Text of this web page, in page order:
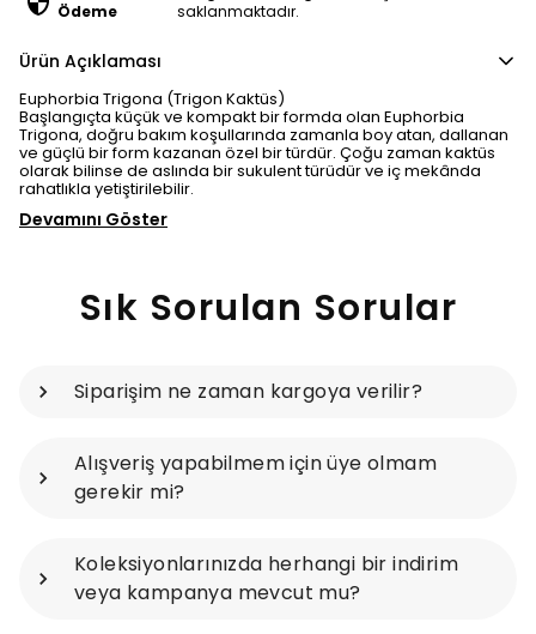
Ödeme
saklanmaktadır.
Ürün Açıklaması
Euphorbia Trigona (Trigon Kaktüs)
Başlangıçta küçük ve kompakt bir formda olan Euphorbia
Trigona, doğru bakım koşullarında zamanla boy atan, dallanan
ve güçlü bir form kazanan özel bir türdür. Çoğu zaman kaktüs
olarak bilinse de aslında bir sukulent türüdür ve iç mekânda
rahatlıkla yetiştirilebilir.
Devamını Göster
Sık Sorulan Sorular
Siparişim ne zaman kargoya verilir?
Alışveriş yapabilmem için üye olmam
gerekir mi?
Koleksiyonlarınızda herhangi bir indirim
veya kampanya mevcut mu?